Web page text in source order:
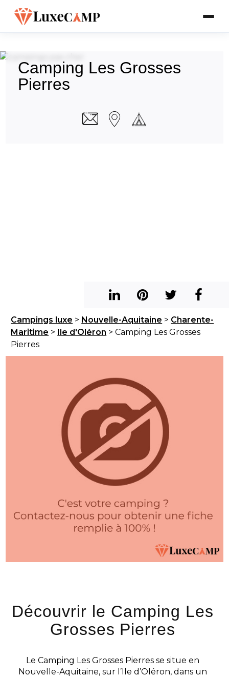
Camping Les Grosses
Pierres
Campings luxe > Nouvelle-Aquitaine > Charente-
Maritime > Ile d'Oléron > Camping Les Grosses
Pierres
Découvrir le Camping Les
Grosses Pierres
Le Camping Les Grosses Pierres se situe en
Nouvelle-Aquitaine, sur l’Ile d’Oléron, dans un